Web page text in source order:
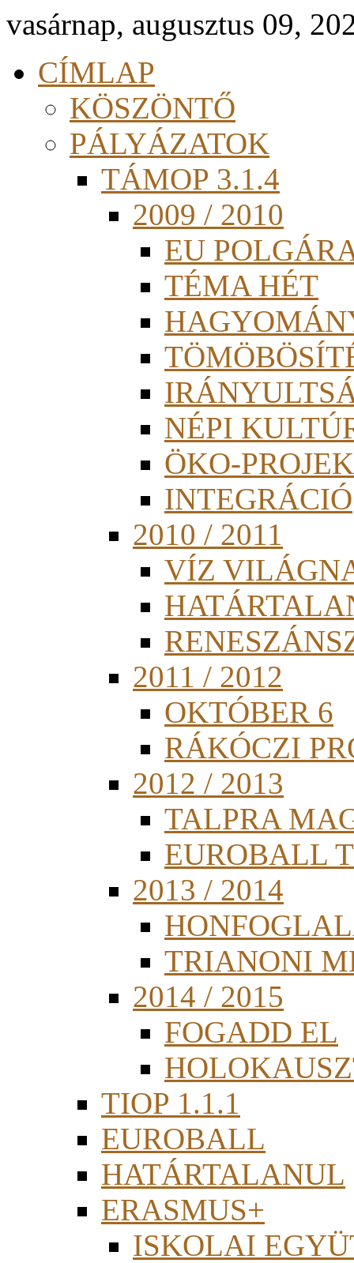
vasárnap, augusztus 09,
CÍMLAP
KÖSZÖNTŐ
PÁLYÁZATOK
TÁMOP 3.1.4
2009 / 2010
EU
TÉMA HÉT
NÉPI
ÖKO-
INTEGRÁCIÓ
2010 / 2011
VÍZ
2011 / 2012
OKTÓBER 6
RÁKÓCZI
2012 / 2013
TALPRA
EUROBALL
2013 / 2014
TRIANONI
2014 / 2015
FOGADD EL
TIOP 1.1.1
EUROBALL
HATÁRTALANUL
ERASMUS+
ISKOLAI